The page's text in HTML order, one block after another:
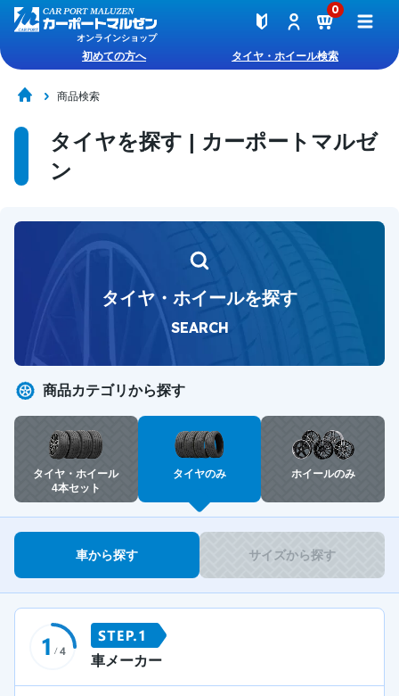
オンラインショップ
0
初めての方へ タイヤ・ホイール検索
商品検索
タイヤを探す | カーポートマルゼ
ン
タイヤ・ホイールを探す
SEARCH
商品カテゴリから探す
タイヤ・ホイール
4本セット
タイヤのみ ホイールのみ
車から探す サイズから探す
車メーカー